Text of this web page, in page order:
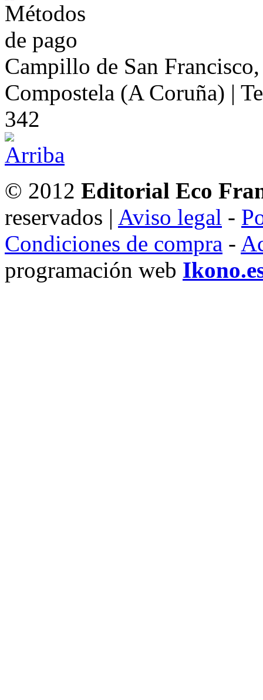
Campillo de San
Compostela (A Coruña) |
342
© 2012 Editorial Eco
reservados | Aviso legal -
Condiciones de compra -
programación web